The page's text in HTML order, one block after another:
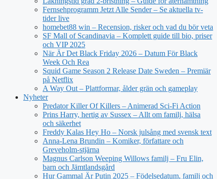
Fernsehprogramm Jetzt Alle Sender – Se aktuella tv-
tider live
homebet88 win – Recension, risker och vad du bör veta
SF Mall of Scandinavia – Komplett guide till bio, priser
och VIP 2025
När Är Det Black Friday 2026 – Datum För Black
Week Och Rea
Squid Game Season 2 Release Date Sweden – Premiär
på Netflix
A Way Out – Plattformar, ålder grän och gameplay
Nyheter
Predator Killer Of Killers – Animerad Sci-Fi Action
Prins Harry, hertig av Sussex – Allt om familj, hälsa
och säkerhet
Freddy Kalas Hey Ho – Norsk julsång med svensk text
Anna-Lena Brundin – Komiker, författare och
Greveholm-stjärna
Magnus Carlson Weeping Willows familj – Fru Elin,
barn och Jämtlandsgård
Hur Gammal Är Putin 2025 – Födelsedatum, familj och